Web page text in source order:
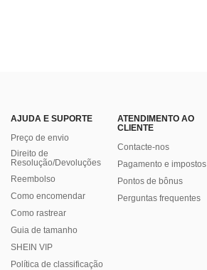
AJUDA E SUPORTE
Preço de envio
Direito de
Resolução/Devoluções
Reembolso
Como encomendar
Como rastrear
Guia de tamanho
SHEIN VIP
Política de classificação
ATENDIMENTO AO
CLIENTE
Contacte-nos
Pagamento e impostos
Pontos de bônus
Perguntas frequentes